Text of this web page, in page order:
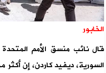
الخابور
قال نائب منسق الأمم المتحدة